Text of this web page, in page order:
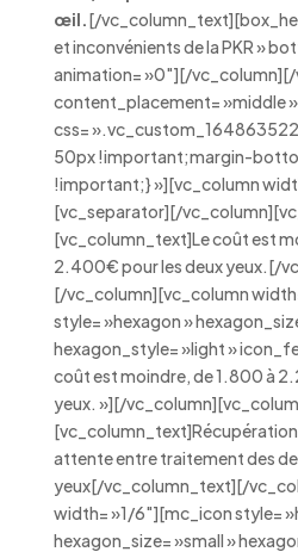
œil.[/
et inconvénients de la PKR »
animation= »0″][/
content_placement= »middle »
css=
50px !important;margin-
!important;} »][vc_column
[vc_separator][/
[vc_column_text]Le coût est
2.400€ pour les deux yeux.[/
[/vc_column][vc_column
style= »hexagon »
hexagon_style= »light »
coût est moindre, de 1.800 à
yeux. »][/
attente entre traitement des
yeux[/vc_column_text][/
width= »1/6″][mc_icon style=
hexagon_size= »small »